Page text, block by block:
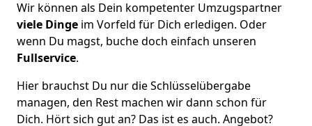
Wir können als Dein kompetenter Umzugspartner
viele Dinge im Vorfeld für Dich erledigen. Oder
wenn Du magst, buche doch einfach unseren
Fullservice.
Hier brauchst Du nur die Schlüsselübergabe
managen, den Rest machen wir dann schon für
Dich. Hört sich gut an? Das ist es auch. Angebot?